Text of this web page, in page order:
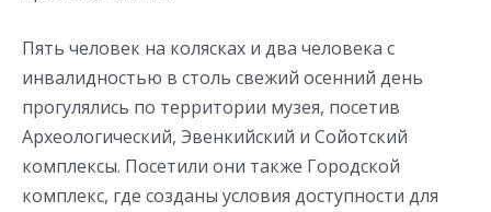
Пять человек на колясках и два человека с
инвалидностью в столь свежий осенний день
прогулялись по территории музея, посетив
Археологический, Эвенкийский и Сойотский
комплексы. Посетили они также Городской
комплекс, где созданы условия доступности для